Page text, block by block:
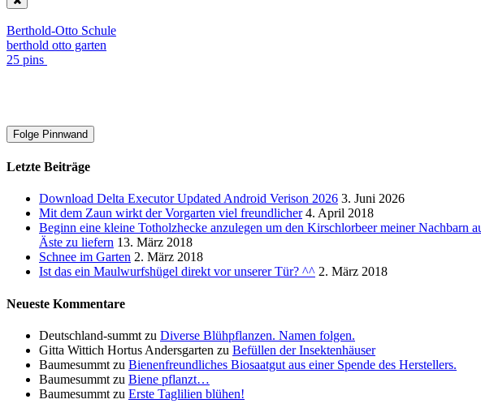
Berthold-Otto Schule
berthold otto garten
25 pins
Folge Pinnwand
Letzte Beiträge
Download Delta Executor Updated Android Verison 2026 3. Juni 2026
Mit dem Zaun wirkt der Vorgarten viel freundlicher 4. April 2018
Beginn eine kleine Totholzhecke anzulegen um den Kirschlorbeer meiner
Äste zu liefern 13. März 2018
Schnee im Garten 2. März 2018
Ist das ein Maulwurfshügel direkt vor unserer Tür? ^^ 2. März 2018
Neueste Kommentare
Deutschland-summt zu Diverse Blühpflanzen. Namen folgen.
Gitta Wittich Hortus Andersgarten zu Befüllen der Insektenhäuser
Baumesummt zu Bienenfreundliches Biosaatgut aus einer Spende des Herstellers.
Baumesummt zu Biene pflanzt…
Baumesummt zu Erste Taglilien blühen!